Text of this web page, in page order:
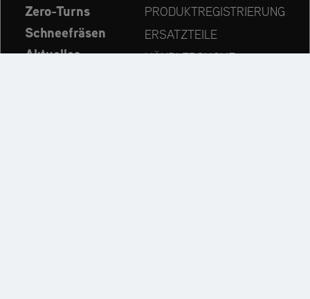
Zero-Turns
Schneefräsen
Aktuelles
PRODUKTREGISTRIERUNG
ERSATZTEILE
HÄNDLERSUCHE